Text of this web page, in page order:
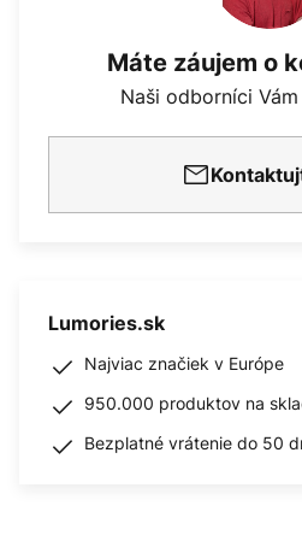
Máte záujem o
Naši odborníci
Lumories.sk
Najviac značiek v Európe
950.000 produktov na
Bezplatné vrátenie do 50